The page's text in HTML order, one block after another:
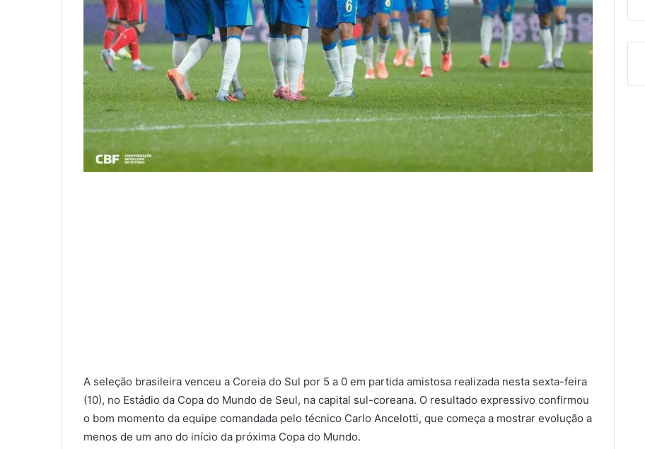
A seleção brasileira venceu a Coreia do Sul por 5 a 0 em partida amistosa realizada nesta sexta-feira
(10), no Estádio da Copa do Mundo de Seul, na capital sul-coreana. O resultado expressivo confirmou
o bom momento da equipe comandada pelo técnico Carlo Ancelotti, que começa a mostrar evolução a
menos de um ano do início da próxima Copa do Mundo.